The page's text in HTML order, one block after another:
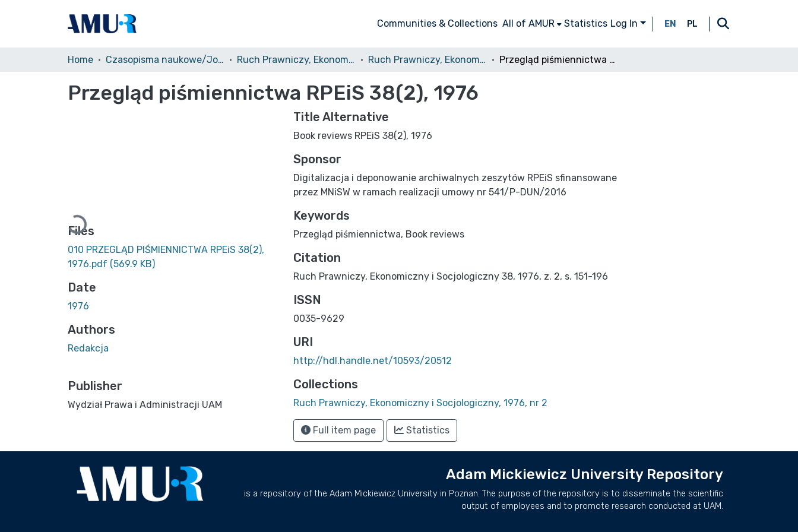
Communities & Collections All of AMUR Statistics Log In EN PL
Home Czasopisma naukowe/Journals Ruch Prawniczy, Ekonomiczny i Socjologiczny Ruch Prawniczy, Ekonomiczny i Socjologiczny, 1976, nr 2 Przegląd piśmiennictwa RPEiS 38(2), 1976
Przegląd piśmiennictwa RPEiS 38(2), 1976
Loading...
Files
010 PRZEGLĄD PIŚMIENNICTWA RPEiS 38(2),
1976.pdf (569.9 KB)
Date
1976
Authors
Redakcja
Publisher
Wydział Prawa i Administracji UAM
Title Alternative
Book reviews RPEiS 38(2), 1976
Sponsor
Digitalizacja i deponowanie archiwalnych zeszytów RPEiS sfinansowane
przez MNiSW w ramach realizacji umowy nr 541/P-DUN/2016
Keywords
Przegląd piśmiennictwa, Book reviews
Citation
Ruch Prawniczy, Ekonomiczny i Socjologiczny 38, 1976, z. 2, s. 151-196
ISSN
0035-9629
URI
http://hdl.handle.net/10593/20512
Collections
Ruch Prawniczy, Ekonomiczny i Socjologiczny, 1976, nr 2
Full item page Statistics
Adam Mickiewicz University Repository
is a repository of the Adam Mickiewicz University in Poznan. The purpose of the repository is to disseminate the scientific
output of employees and to promote research conducted at UAM.